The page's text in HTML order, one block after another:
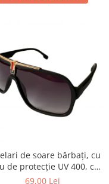
de soare bărbați, cu
de protecție UV 400, cu
toc cadou, OSB55
69,00 Lei